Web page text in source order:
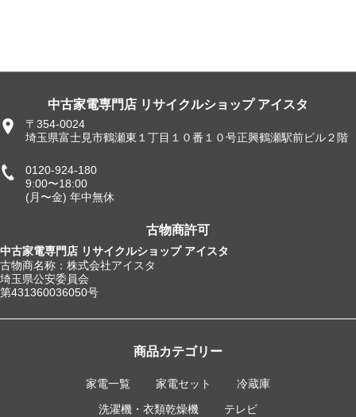
中古家電専門店 リサイクルショップ アイスタ
〒354-0024
埼玉県富士見市鶴瀬東１丁目１０番１０号正興鶴瀬駅前ビル２階
0120-924-180
9:00〜18:00
(月〜金) 年中無休
古物商許可
中古家電専門店 リサイクルショップ アイスタ
古物商名称：株式会社アイスタ
埼玉県公安委員会
第431360036050号
商品カテゴリー
家電一覧 家電セット
冷蔵庫
洗濯機・衣類乾燥機
テレビ